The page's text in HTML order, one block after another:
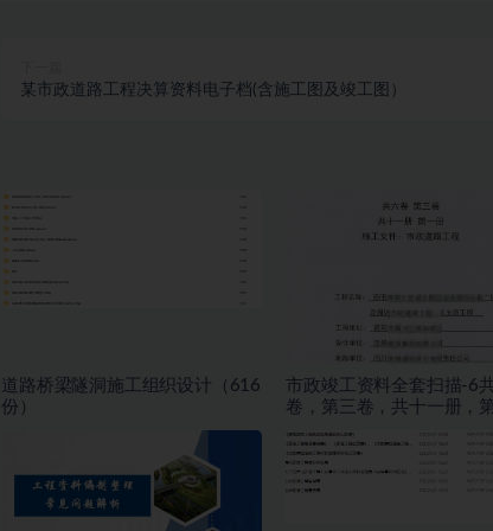
某市政道路工程决算资料电子档(含施工图及竣工图）
道路桥梁隧洞施工组织设计（616
份）
市政竣工资料全套扫描-6
卷，第三卷，共十一册，